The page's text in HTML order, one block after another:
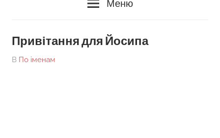
Меню
Привітання для Йосипа
On
By
В По іменам